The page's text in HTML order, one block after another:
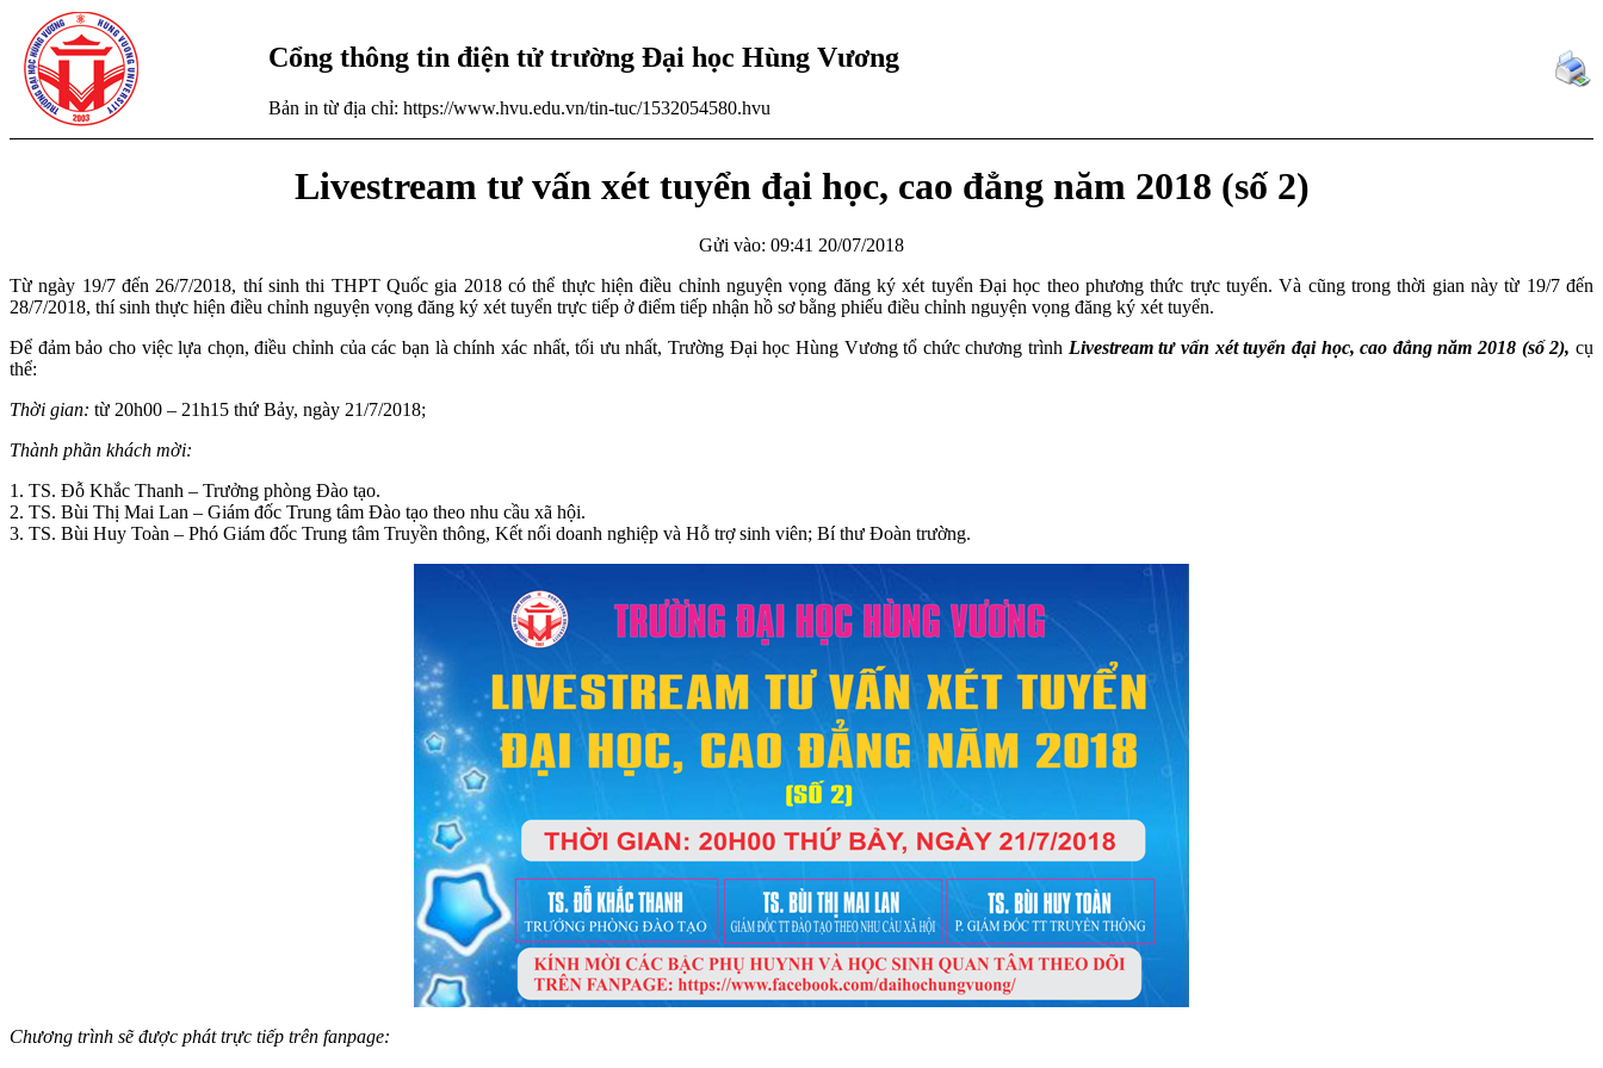
Cổng thông tin điện tử trường Đại học Hùng Vương
Bản in từ địa chỉ: https://www.hvu.edu.vn/tin-tuc/1532054580.hvu
Livestream tư vấn xét tuyển đại học, cao đẳng năm 2018 (số 2)
Gửi vào: 09:41 20/07/2018
Từ ngày 19/7 đến 26/7/2018, thí sinh thi THPT Quốc gia 2018 có thể thực hiện điều chỉnh nguyện vọng đăng ký xét tuyển Đại học theo phương thức trực tuyến. Và cũng trong thời gian này từ 19/7 đến
28/7/2018, thí sinh thực hiện điều chỉnh nguyện vọng đăng ký xét tuyển trực tiếp ở điểm tiếp nhận hồ sơ bằng phiếu điều chỉnh nguyện vọng đăng ký xét tuyển.
Để đảm bảo cho việc lựa chọn, điều chỉnh của các bạn là chính xác nhất, tối ưu nhất, Trường Đại học Hùng Vương tổ chức chương trình Livestream tư vấn xét tuyển đại học, cao đẳng năm 2018 (số 2),cụ
thể:
Thời gian: từ 20h00 – 21h15 thứ Bảy, ngày 21/7/2018;
Thành phần khách mời:
1. TS. Đỗ Khắc Thanh – Trưởng phòng Đào tạo.
2. TS. Bùi Thị Mai Lan – Giám đốc Trung tâm Đào tạo theo nhu cầu xã hội.
3. TS. Bùi Huy Toàn – Phó Giám đốc Trung tâm Truyền thông, Kết nối doanh nghiệp và Hỗ trợ sinh viên; Bí thư Đoàn trường.
Chương trình sẽ được phát trực tiếp trên fanpage: